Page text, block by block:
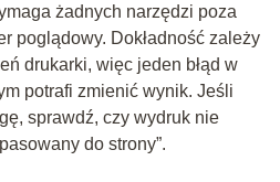
żadnych narzędzi poza
poglądowy. Dokładność zależy
drukarki, więc jeden błąd w
potrafi zmienić wynik. Jeśli
sprawdź, czy wydruk nie
do strony”.